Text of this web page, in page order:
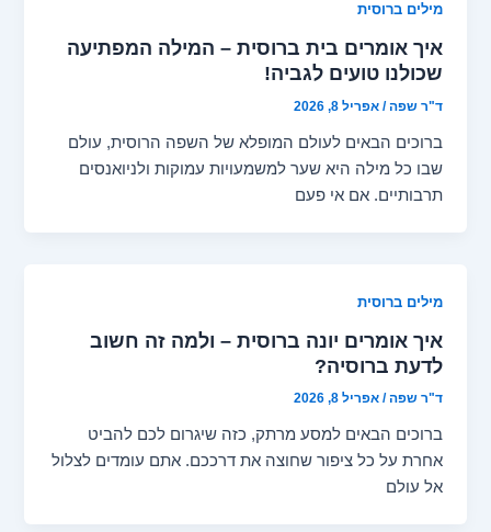
מילים ברוסית
איך אומרים בית ברוסית – המילה המפתיעה
שכולנו טועים לגביה!
ד"ר שפה/אפריל 8, 2026
ברוכים הבאים לעולם המופלא של השפה הרוסית, עולם
שבו כל מילה היא שער למשמעויות עמוקות ולניואנסים
תרבותיים. אם אי פעם
מילים ברוסית
איך אומרים יונה ברוסית – ולמה זה חשוב
לדעת ברוסיה?
ד"ר שפה/אפריל 8, 2026
ברוכים הבאים למסע מרתק, כזה שיגרום לכם להביט
אחרת על כל ציפור שחוצה את דרככם. אתם עומדים לצלול
אל עולם